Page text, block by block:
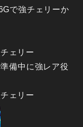
で強チェリーか
ェリー
備中に強レア役
ェリー